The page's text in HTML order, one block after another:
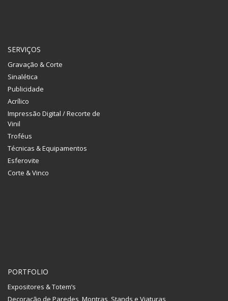
SERVIÇOS
Gravação & Corte
Sinalética
Publicidade
Acrílico
Impressão Digital / Recorte de
Vinil
Troféus
Técnicas & Equipamentos
Esferovite
Corte & Vinco
PORTFOLIO
Expositores & Totem’s
Decoração de Paredes, Montras, Stands e Viaturas